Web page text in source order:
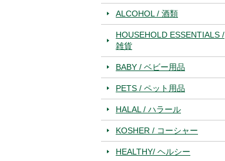
ALCOHOL / 酒類
HOUSEHOLD ESSENTIALS /
雑貨
BABY / ベビー用品
PETS / ペット用品
HALAL / ハラール
KOSHER / コーシャー
HEALTHY/ ヘルシー